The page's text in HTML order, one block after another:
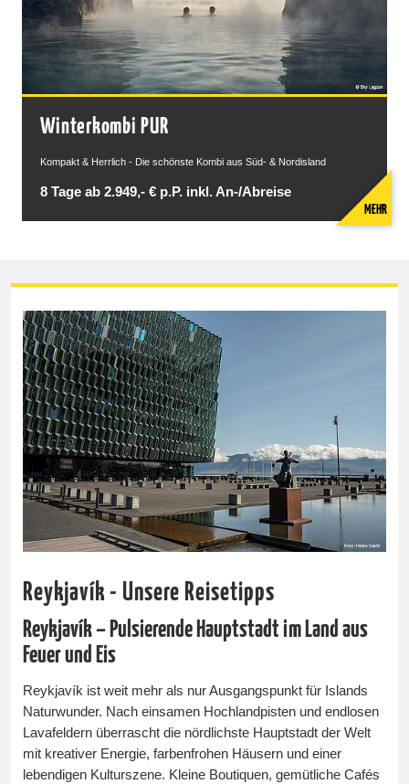
Winterkombi PUR
Kompakt & Herrlich - Die schönste Kombi aus Süd- & Nordisland
8 Tage ab 2.949,- € p.P. inkl. An-/Abreise
MEHR
Reykjavík - Unsere Reisetipps
Reykjavík – Pulsierende Hauptstadt im Land aus
Feuer und Eis
Reykjavík ist weit mehr als nur Ausgangspunkt für Islands
Naturwunder. Nach einsamen Hochlandpisten und endlosen
Lavafeldern überrascht die nördlichste Hauptstadt der Welt
mit kreativer Energie, farbenfrohen Häusern und einer
lebendigen Kulturszene. Kleine Boutiquen, gemütliche Cafés